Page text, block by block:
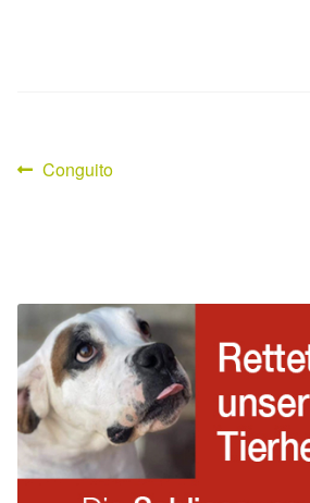
Notnasen in Deutschland
Notnasen mit Handicap
Wichtige Gedanken vor der Adoption
Sicherheitsgeschirr
Mittelmeerkrankheiten
Beitragsnavigation
Vorheriger
Conguito